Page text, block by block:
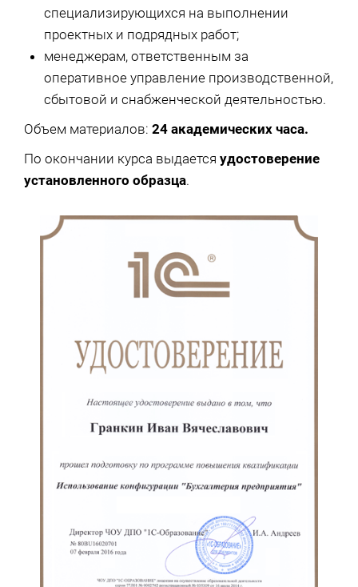
специализирующихся на выполнении
проектных и подрядных работ;
менеджерам, ответственным за
оперативное управление производственной,
сбытовой и снабженческой деятельностью.
Объем материалов: 24 академических часа.
По окончании курса выдается удостоверение
установленного образца.